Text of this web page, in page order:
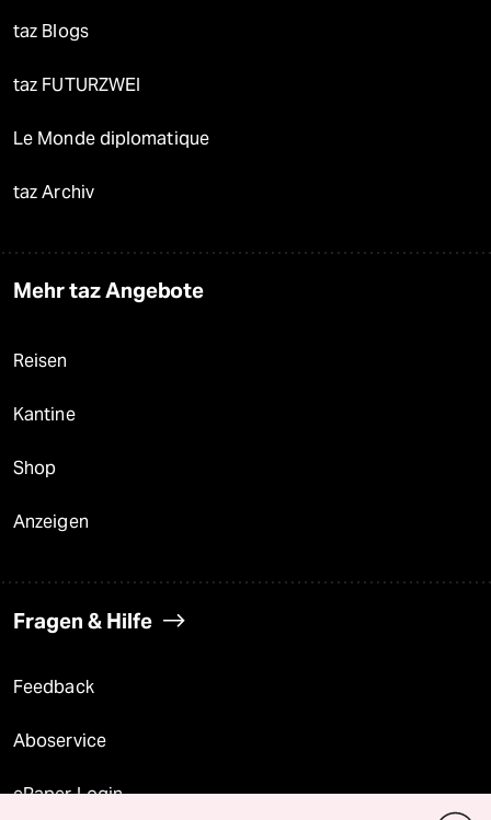
taz Blogs
taz FUTURZWEI
Le Monde diplomatique
taz Archiv
Mehr taz Angebote
Reisen
Kantine
Shop
Anzeigen
Fragen & Hilfe
Feedback
Aboservice
ePaper Login